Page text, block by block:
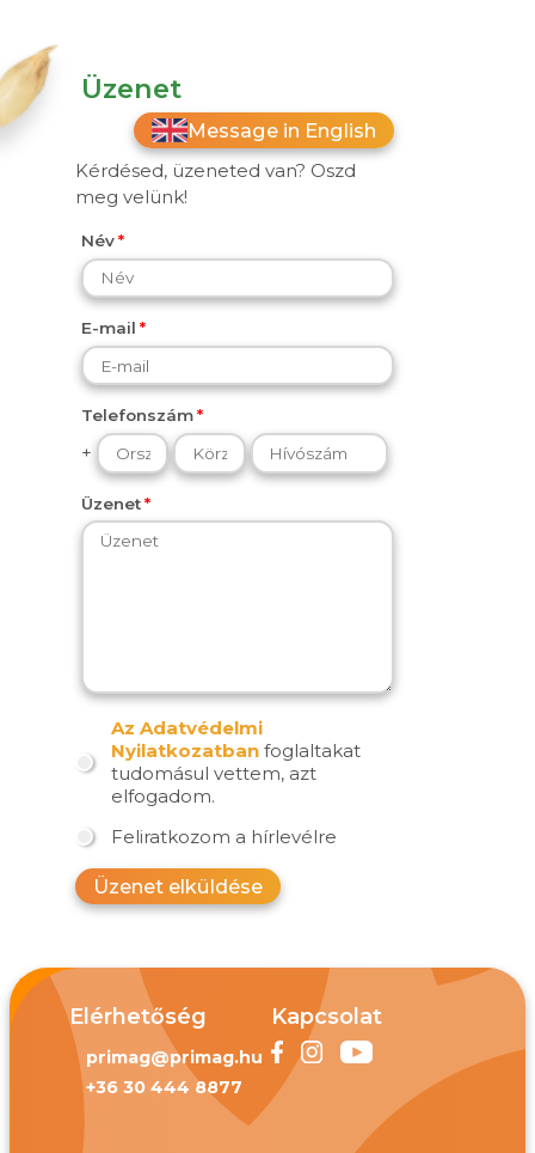
Üzenet
Message in English
Kérdésed, üzeneted van? Oszd
meg velünk!
Név
E-mail
Telefonszám
+
Üzenet
Az Adatvédelmi
Nyilatkozatban foglaltakat
tudomásul vettem, azt
elfogadom.
Feliratkozom a hírlevélre
Üzenet elküldése
Elérhetőség
primag@primag.hu
+36 30 444 8877
Kapcsolat